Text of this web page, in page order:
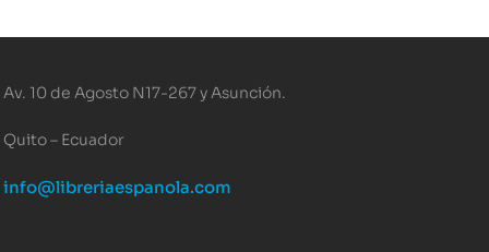
Av. 10 de Agosto N17-267 y Asunción.
Quito – Ecuador
info@libreriaespanola.com